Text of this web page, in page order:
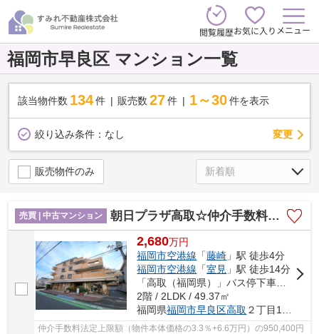
閲覧履歴お気に入り メニュー
福岡市早良区 マンション一覧
該当物件数 134件 販売数 27 件 1～30 件を表示
絞り込み条件： なし 変更
販売物件のみ
売買 | 中古マンション 朝日プラザ高取☆仲介手数料無料☆
2,680万円
福岡市空港線 「藤崎 」駅 徒歩4分
福岡市空港線 「室見 」駅 徒歩14分
2階 / 2LDK / 49.37㎡
福岡県福岡市早良区高取 ２丁目17-8
仲介手数料法定上限額（物件本体価格の3.3％+6.6万円）の950,400円